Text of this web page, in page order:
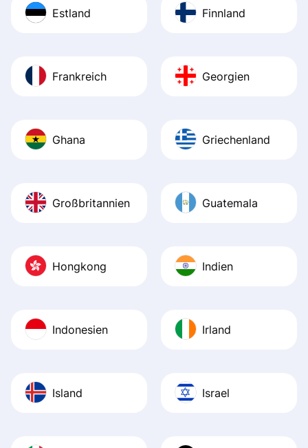
Estland Finnland
Frankreich Georgien
Ghana Griechenland
Großbritannien Guatemala
Hongkong Indien
Indonesien Irland
Island Israel